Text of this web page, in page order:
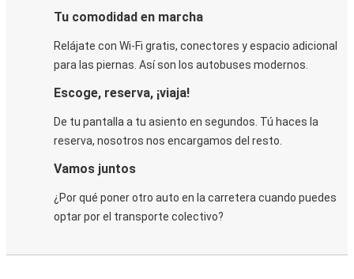
Tu comodidad en marcha
Relájate con Wi-Fi gratis, conectores y espacio adicional
para las piernas. Así son los autobuses modernos.
Escoge, reserva, ¡viaja!
De tu pantalla a tu asiento en segundos. Tú haces la
reserva, nosotros nos encargamos del resto.
Vamos juntos
¿Por qué poner otro auto en la carretera cuando puedes
optar por el transporte colectivo?